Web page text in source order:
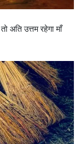
अति उत्तम रहेगा माँ